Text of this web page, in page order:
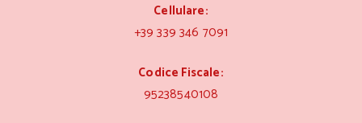
Cellulare:
+39 339 346 7091
Codice Fiscale:
95238540108